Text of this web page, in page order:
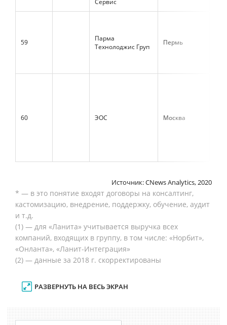
Сервис
59
Парма
Технолоджис Груп
Пермь
60 ЭОС Москва
Источник: CNews Analytics, 2020
* — в это понятие входят договоры на консалтинг,
кастомизацию, внедрение, поддержку, обучение, аудит
и т.д.
(1) — для «Ланита» учитывается выручка всех
компаний, входящих в группу, в том числе: «Норбит»,
«Онланта», «Ланит-Интеграция»
(2) — данные за 2018 г. скорректированы
РАЗВЕРНУТЬ НА ВЕСЬ ЭКРАН